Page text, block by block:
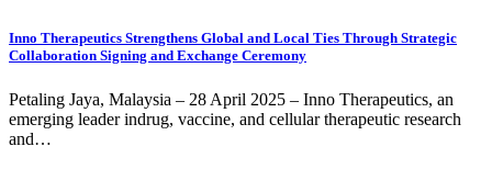
Inno Therapeutics Strengthens Global and Local Ties Through Strategic
Collaboration Signing and Exchange Ceremony
Petaling Jaya, Malaysia – 28 April 2025 – Inno Therapeutics, an
emerging leader indrug, vaccine, and cellular therapeutic research
and…